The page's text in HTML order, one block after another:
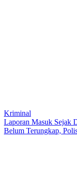
Kriminal
Laporan Masuk Sejak
Belum Terungkap,